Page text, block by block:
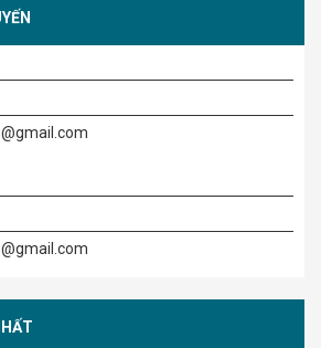
– MAXILITE TỪ DULUX LÁNG MỊN TỐI
– BỀ MẶT MỜ – 5L
₫
– MAXILITE TỪ DULUX LÁNG MỊN TỐI
– BỀ MẶT MỜ – 15L
₫